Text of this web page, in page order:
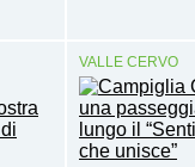
VALLE CERVO